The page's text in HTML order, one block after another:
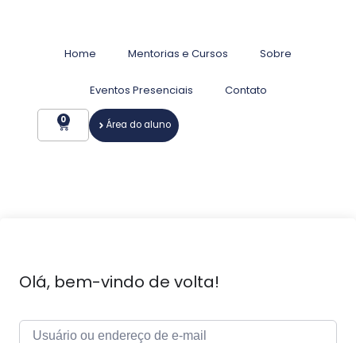
Home Mentorias e Cursos Sobre
Eventos Presenciais Contato
0 Área do aluno
Olá, bem-vindo de volta!